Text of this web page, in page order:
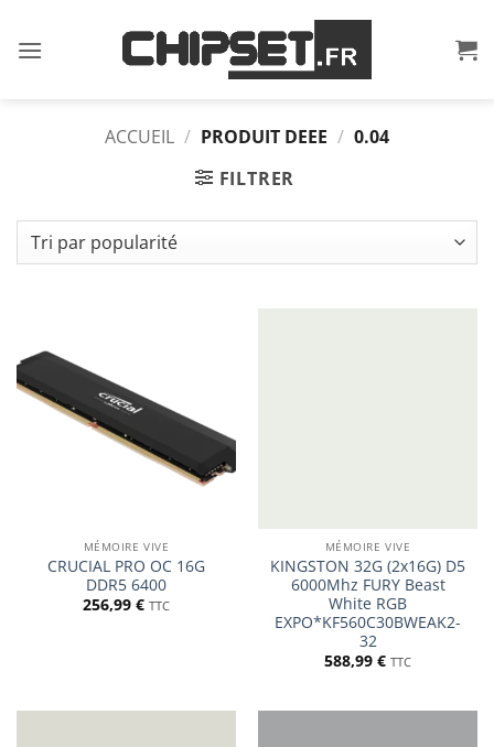
au
ACCUEIL / PRODUIT DEEE / 0.04
FILTRER
MÉMOIRE VIVE
CRUCIAL PRO OC 16G
DDR5 6400
256,99 € TTC
MÉMOIRE VIVE
KINGSTON 32G (2x16G) D5
6000Mhz FURY Beast
White RGB
EXPO*KF560C30BWEAK2-
32
588,99 € TTC